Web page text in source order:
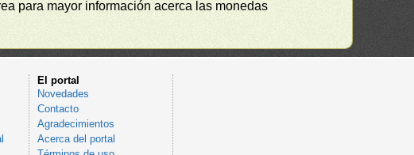
para mayor información acerca las monedas
El portal
Novedades
Contacto
Agradecimientos
Acerca del portal